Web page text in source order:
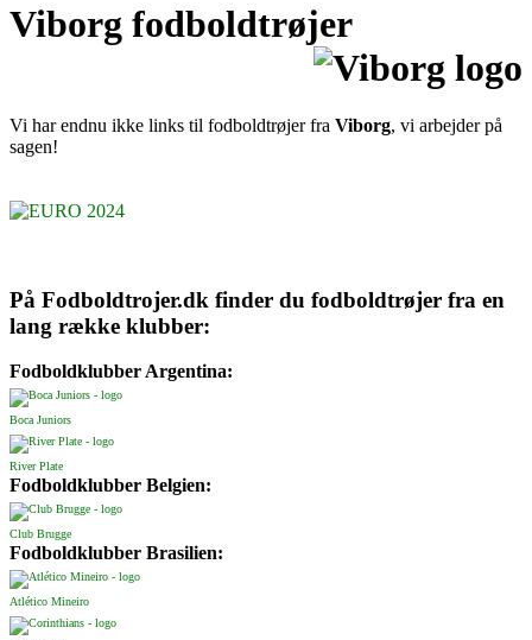
Viborg fodboldtrøjer
Vi har endnu ikke links til fodboldtrøjer fra Viborg, vi arbejder på
sagen!
På Fodboldtrojer.dk finder du fodboldtrøjer fra en
lang række klubber:
Fodboldklubber Argentina:
Boca Juniors
River Plate
Fodboldklubber Belgien:
Club Brugge
Fodboldklubber Brasilien:
Atlético Mineiro